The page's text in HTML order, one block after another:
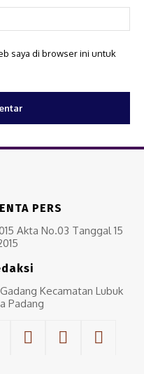
saya di browser ini untuk
PERS
Akta No.03 Tanggal 15
Kecamatan Lubuk
Padang